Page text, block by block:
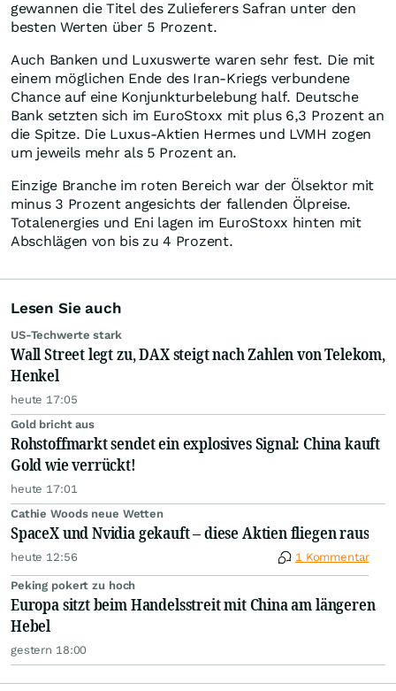
gewannen die Titel des Zulieferers Safran unter den
besten Werten über 5 Prozent.
Auch Banken und Luxuswerte waren sehr fest. Die mit
einem möglichen Ende des Iran-Kriegs verbundene
Chance auf eine Konjunkturbelebung half. Deutsche
Bank setzten sich im EuroStoxx mit plus 6,3 Prozent an
die Spitze. Die Luxus-Aktien Hermes und LVMH zogen
um jeweils mehr als 5 Prozent an.
Einzige Branche im roten Bereich war der Ölsektor mit
minus 3 Prozent angesichts der fallenden Ölpreise.
Totalenergies und Eni lagen im EuroStoxx hinten mit
Abschlägen von bis zu 4 Prozent.
Lesen Sie auch
US-Techwerte stark
Wall Street legt zu, DAX steigt nach Zahlen von Telekom,
Henkel
heute 17:05
Gold bricht aus
Rohstoffmarkt sendet ein explosives Signal: China kauft
Gold wie verrückt!
heute 17:01
Cathie Woods neue Wetten
SpaceX und Nvidia gekauft – diese Aktien fliegen raus
heute 12:56 1 Kommentar
Peking pokert zu hoch
Europa sitzt beim Handelsstreit mit China am längeren
Hebel
gestern 18:00